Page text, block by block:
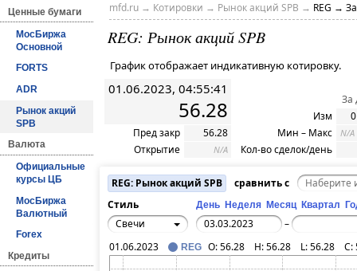
Ценные бумаги
МосБиржа
Основной
FORTS
ADR
Рынок акций
SPB
Валюта
Официальные
курсы ЦБ
МосБиржа
Валютный
Forex
Кредиты
mfd.ru→ Котировки → Рынок акций SPB → REG →
REG: Рынок акций SPB
График отображает индикативную котировку.
01.06.2023, 04:55:41
56.28
Пред закр
56.28
Открытие
N/A
За
Изм
Мин – Макс
N/A
Кол-во сделок/день
REG: Рынок акций SPB
сравнить с
Стиль
День Неделя Месяц Квартал
Свечи
–
01.06.2023
REG O:56.28 H:56.28 L:56.28 C: